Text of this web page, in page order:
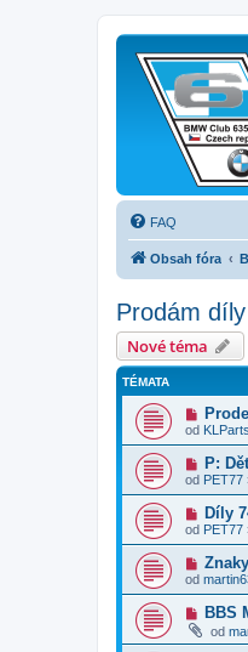
FAQ
Obsah fóra
Prodám díly
Nové téma
TÉMATA
od KLParts
P:
od PET77
Díly
od PET77
od
BBS
od